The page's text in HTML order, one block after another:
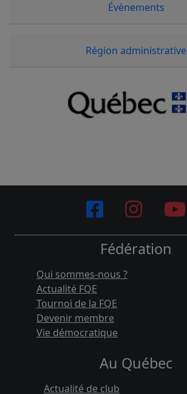
Évènements
Région administrative
Fédération
Qui sommes-nous ?
Actualité FQE
Tournoi de la FQE
Devenir membre
Vie démocratique
Au Québec
Actualité de club